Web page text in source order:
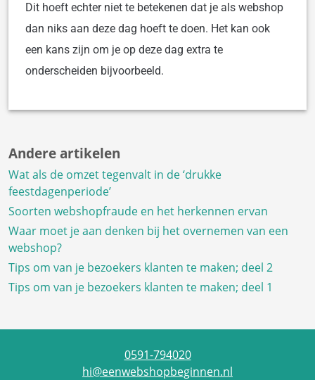
Dit hoeft echter niet te betekenen dat je als webshop
dan niks aan deze dag hoeft te doen. Het kan ook
een kans zijn om je op deze dag extra te
onderscheiden bijvoorbeeld.
Andere artikelen
Wat als de omzet tegenvalt in de ‘drukke
feestdagenperiode’
Soorten webshopfraude en het herkennen ervan
Waar moet je aan denken bij het overnemen van een
webshop?
Tips om van je bezoekers klanten te maken; deel 2
Tips om van je bezoekers klanten te maken; deel 1
0591-794020
hi@eenwebshopbeginnen.nl